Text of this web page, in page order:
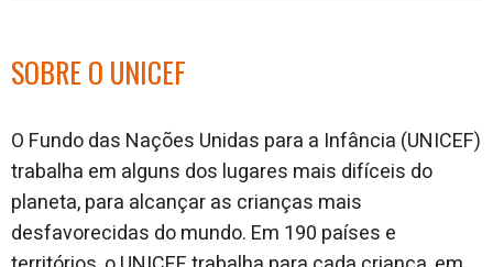
SOBRE O UNICEF
O Fundo das Nações Unidas para a Infância (UNICEF)
trabalha em alguns dos lugares mais difíceis do
planeta, para alcançar as crianças mais
desfavorecidas do mundo. Em 190 países e